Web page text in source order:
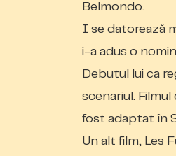
Belmondo.
I se datorează
i-a adus o
Debutul lui ca
scenariul.
fost adaptat în
Un alt film, Les